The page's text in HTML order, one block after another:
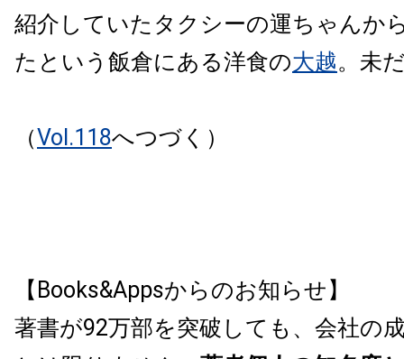
紹介していたタクシーの運ちゃんか
たという飯倉にある洋食の大越。未
（Vol.118へつづく）
【Books&Appsからのお知らせ】
著書が92万部を突破しても、会社の